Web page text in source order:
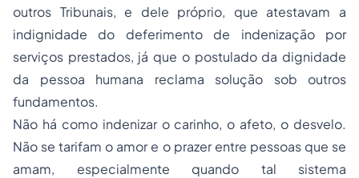
outros Tribunais, e dele próprio, que atestavam a
indignidade do deferimento de indenização por
serviços prestados, já que o postulado da dignidade
da pessoa humana reclama solução sob outros
fundamentos.
Não há como indenizar o carinho, o afeto, o desvelo.
Não se tarifam o amor e o prazer entre pessoas que se
amam, especialmente quando tal sistema